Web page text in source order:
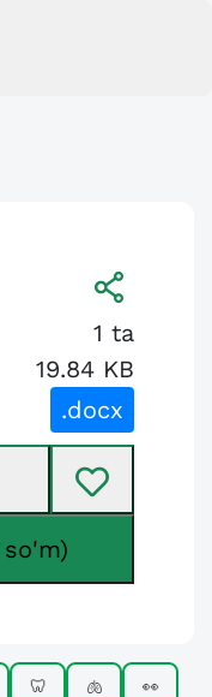
1 ta
19.84 KB
.docx
🦷 🫁 👀